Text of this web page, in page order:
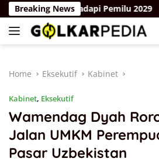
Skip
to
content
Breaking News
Bergerak Hadapi Pemilu 2029
Home Eksekutif Kabinet
Kabinet, Eksekutif
Wamendag Dyah
Jalan UMKM
Pasar Uzbekistan